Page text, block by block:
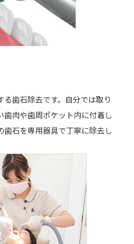
歯石除去です。自分では取り
歯肉や歯周ポケット内に付着し
歯石を専用器具で丁寧に除去し